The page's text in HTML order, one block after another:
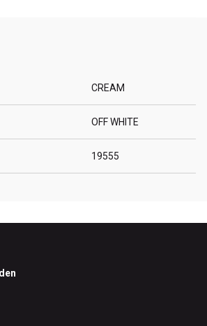
CREAM
OFF WHITE
19555